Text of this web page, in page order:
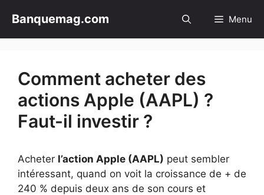
contenu
Banquemag.com Menu
Comment acheter des
actions Apple (AAPL) ?
Faut-il investir ?
Acheter l’action Apple (AAPL) peut sembler
intéressant, quand on voit la croissance de + de
240 % depuis deux ans de son cours et